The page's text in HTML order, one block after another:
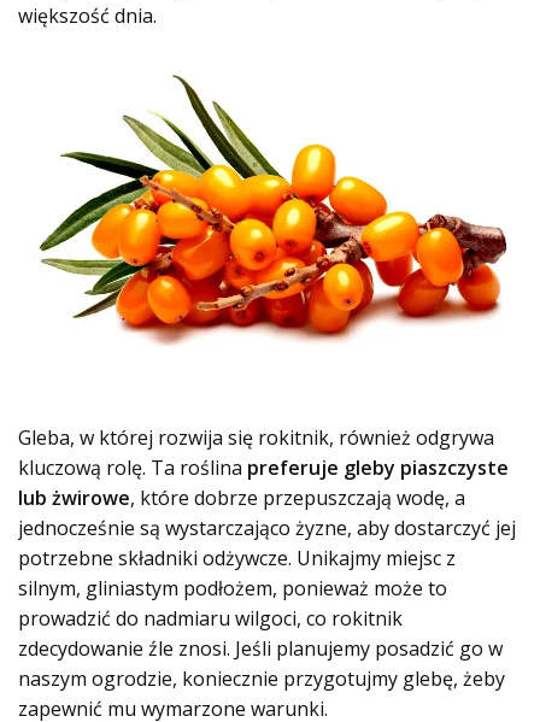
większość dnia.
Gleba, w której rozwija się rokitnik, również odgrywa
kluczową rolę. Ta roślina preferuje gleby piaszczyste
lub żwirowe, które dobrze przepuszczają wodę, a
jednocześnie są wystarczająco żyzne, aby dostarczyć jej
potrzebne składniki odżywcze. Unikajmy miejsc z
silnym, gliniastym podłożem, ponieważ może to
prowadzić do nadmiaru wilgoci, co rokitnik
zdecydowanie źle znosi. Jeśli planujemy posadzić go w
naszym ogrodzie, koniecznie przygotujmy glebę, żeby
zapewnić mu wymarzone warunki.